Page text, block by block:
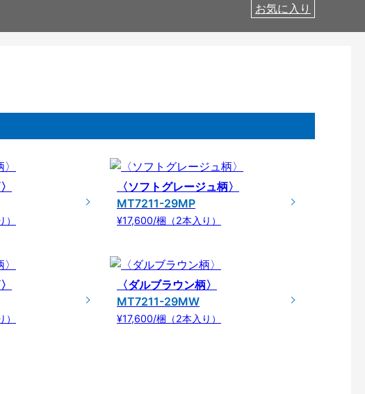
お気に入り
〈ソフトグレージュ柄〉
MT7211-29MP
¥17,600/梱（2本入り）
〈ダルブラウン柄〉
MT7211-29MW
¥17,600/梱（2本入り）